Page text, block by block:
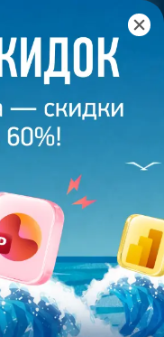
245 – Юлия Холопик
ТАКУЮ ПРЕЗЕНТАЦИЮ